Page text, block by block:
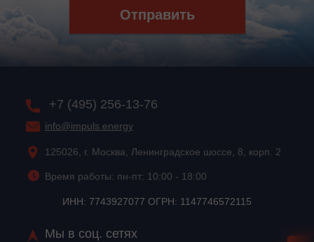
Отправить
+7 (495) 256-13-76
info@impuls.energy
125026, г. Москва, Ленинградское шоссе, 8, корп. 2
Время работы: пн-пт: 10:00 - 18:00
ИНН: 7743927077 ОГРН: 1147746572115
Мы в соц. сетях